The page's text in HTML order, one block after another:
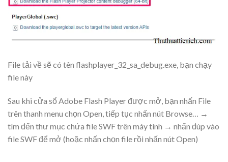
File tải về sẽ có tên flashplayer_32_sa_debug.exe, bạn chạy
file này
Sau khi cửa sổ Adobe Flash Player được mở, bạn nhấn File
trên thanh menu chọn Open, tiếp tục nhấn nút Browse… →
tìm đến thư mục chứa file SWF trên máy tính → nhấn đúp vào
file SWF để mở (hoặc nhấn chọn file rồi nhấn nút Open)